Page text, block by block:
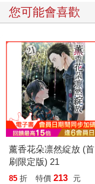
您可能會喜歡
薰香花朵凛然綻放 (首
刷限定版) 21
85 折 特價 213 元